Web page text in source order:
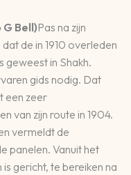
Bell)Pas na zijn
de in 1910 overleden
geweest in Shakh.
gids nodig. Dat
een zeer
van zijn route in 1904.
vermeldt de
panelen. Vanuit het
gericht, te bereiken na